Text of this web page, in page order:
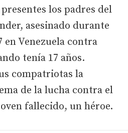
los padres del
asesinado durante
en Venezuela contra
tenía 17 años.
compatriotas la
de la lucha contra el
fallecido, un héroe.